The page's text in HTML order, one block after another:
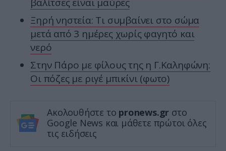
Ξηρή νηστεία: Τι συμβαίνει στο σώμα
μετά από 3 ημέρες χωρίς φαγητό και
νερό
Στην Πάρο με φίλους της η Γ.Καληφώνη:
Οι πόζες με ριγέ μπικίνι (φωτο)
Ακολουθήστε το pronews.gr στο
Google News και μάθετε πρώτοι όλες
τις ειδήσεις